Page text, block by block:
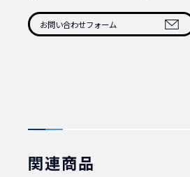
定格：250V12A
重量：232g/本
お問い合わせフォーム
関連商品